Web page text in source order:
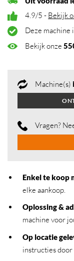
4.9/5 - Bekijk
Deze machine
Bekijk onze
Machine(s)
Vragen?
Enkel te koop
elke aankoop.
Oplossing &
machine voor
Op locatie
instructies door